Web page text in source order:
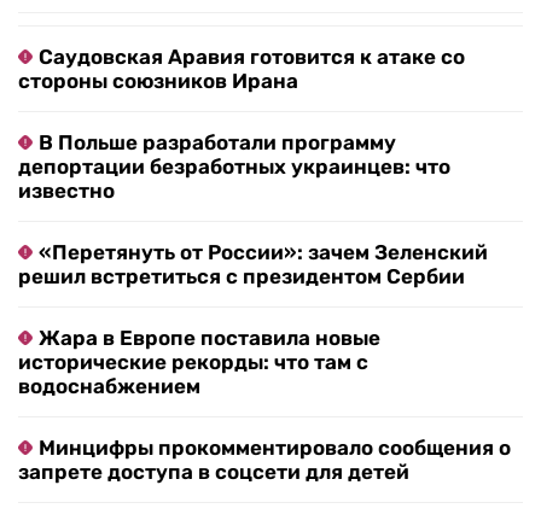
Саудовская Аравия готовится к атаке со
стороны союзников Ирана
В Польше разработали программу
депортации безработных украинцев: что
известно
«Перетянуть от России»: зачем Зеленский
решил встретиться с президентом Сербии
Жара в Европе поставила новые
исторические рекорды: что там с
водоснабжением
Минцифры прокомментировало сообщения о
запрете доступа в соцсети для детей